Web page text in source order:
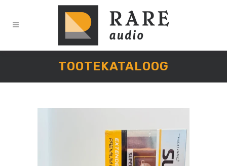
TOOTEKATALOOG